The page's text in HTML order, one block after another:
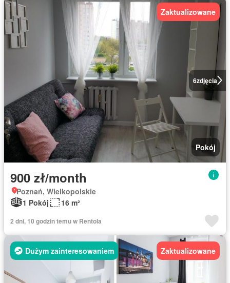
6zdjęcia
Zaktualizowane
Pokój
900 zł/month
Poznań, Wielkopolskie
1 Pokój
16 m²
2 dni, 10 godzin temu w Rentola
Dużym zainteresowaniem Zaktualizowane